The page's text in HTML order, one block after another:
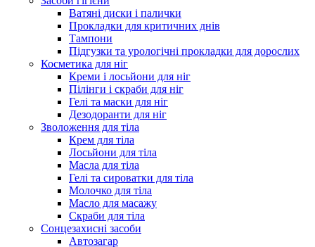
Ватяні диски і палички
Прокладки для критичних днів
Тампони
Підгузки та урологічні прокладки для дорослих
Косметика для ніг
Креми і лосьйони для ніг
Пілінги і скраби для ніг
Гелі та маски для ніг
Дезодоранти для ніг
Зволоження для тіла
Крем для тіла
Лосьйони для тіла
Масла для тіла
Гелі та сироватки для тіла
Молочко для тіла
Масло для масажу
Скраби для тіла
Сонцезахисні засоби
Автозагар